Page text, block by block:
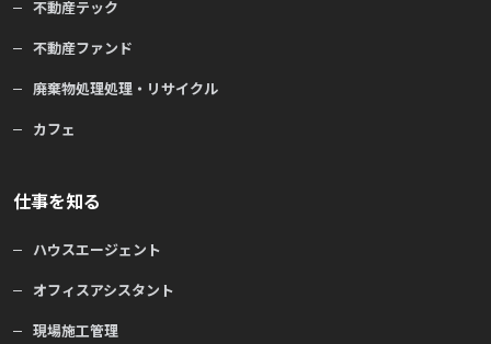
不動産テック
不動産ファンド
廃棄物処理処理・リサイクル
カフェ
仕事を知る
ハウスエージェント
オフィスアシスタント
現場施工管理